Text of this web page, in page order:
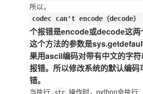
所以，
codec can't encode（decode
个报错是encode或decode这两
这个方法的参数是
果用ascii编码对带有中文的字
报错。所以修改系统的默认编码
错。
当执行 str 操作时，python会执行